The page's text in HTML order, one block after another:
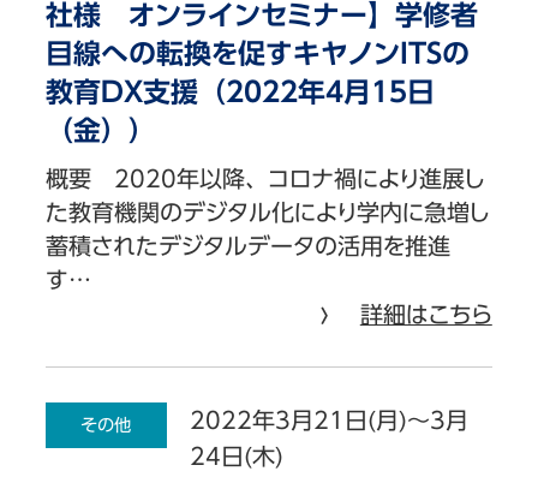
社様 オンラインセミナー】学修者
目線への転換を促すキヤノンITSの
教育DX支援（2022年4月15日
（金））
概要 2020年以降、コロナ禍により進展し
た教育機関のデジタル化により学内に急増し
蓄積されたデジタルデータの活用を推進
す…
詳細はこちら
その他
2022年3月21日(月)～3月
24日(木)